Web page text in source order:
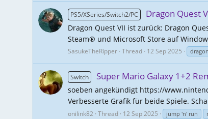
PS5/XSeries/Switch2/PC Dragon Quest
Dragon Quest VII ist zurück: Dragon
Steam® und Microsoft Store auf
SasukeTheRipper Thread 12 Sep 2025
Switch Super Mario Galaxy 1+2
soeben angekündigt https://
Verbesserte Grafik für beide Spiele.
onilink82 Thread 12 Sep 2025 jump 'n' run